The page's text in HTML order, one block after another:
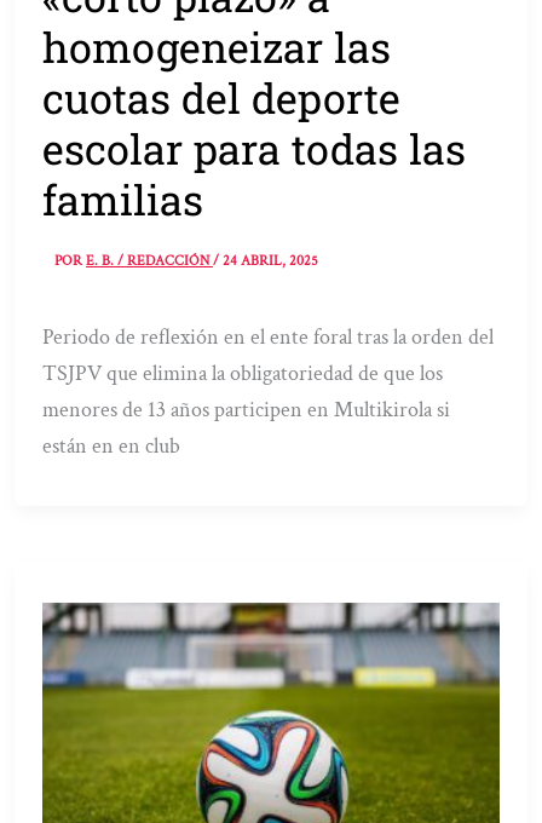
homogeneizar las
cuotas del deporte
escolar para todas las
familias
PORE. B. / REDACCIÓN/24 ABRIL, 2025
Periodo de reflexión en el ente foral tras la orden del
TSJPV que elimina la obligatoriedad de que los
menores de 13 años participen en Multikirola si
están en en club